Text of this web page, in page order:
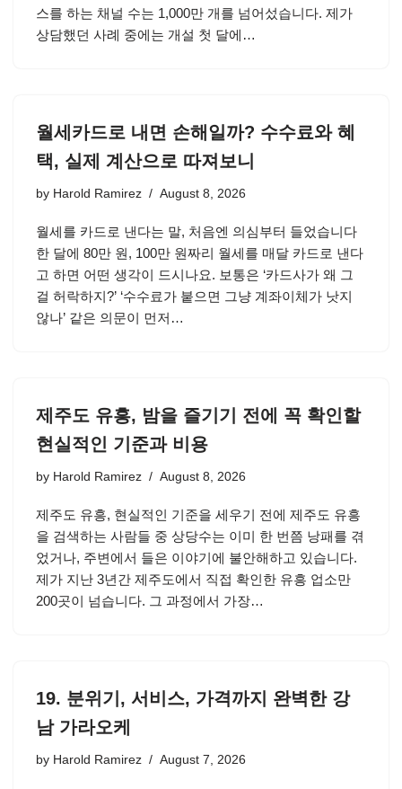
스를 하는 채널 수는 1,000만 개를 넘어섰습니다. 제가
상담했던 사례 중에는 개설 첫 달에…
월세카드로 내면 손해일까? 수수료와 혜
택, 실제 계산으로 따져보니
by Harold Ramirez August 8, 2026
월세를 카드로 낸다는 말, 처음엔 의심부터 들었습니다
한 달에 80만 원, 100만 원짜리 월세를 매달 카드로 낸다
고 하면 어떤 생각이 드시나요. 보통은 ‘카드사가 왜 그
걸 허락하지?’ ‘수수료가 붙으면 그냥 계좌이체가 낫지
않나’ 같은 의문이 먼저…
제주도 유흥, 밤을 즐기기 전에 꼭 확인할
현실적인 기준과 비용
by Harold Ramirez August 8, 2026
제주도 유흥, 현실적인 기준을 세우기 전에 제주도 유흥
을 검색하는 사람들 중 상당수는 이미 한 번쯤 낭패를 겪
었거나, 주변에서 들은 이야기에 불안해하고 있습니다.
제가 지난 3년간 제주도에서 직접 확인한 유흥 업소만
200곳이 넘습니다. 그 과정에서 가장…
19. 분위기, 서비스, 가격까지 완벽한 강
남 가라오케
by Harold Ramirez August 7, 2026